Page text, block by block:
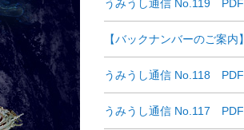
うみうし通信 No.119 PDF
【バックナンバーのご案内】
うみうし通信 No.118 PDF
うみうし通信 No.117 PDF